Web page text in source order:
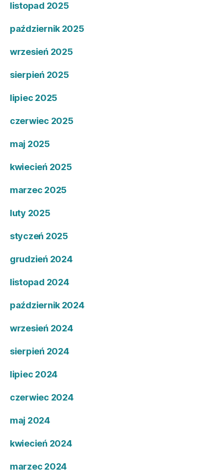
listopad 2025
październik 2025
wrzesień 2025
sierpień 2025
lipiec 2025
czerwiec 2025
maj 2025
kwiecień 2025
marzec 2025
luty 2025
styczeń 2025
grudzień 2024
listopad 2024
październik 2024
wrzesień 2024
sierpień 2024
lipiec 2024
czerwiec 2024
maj 2024
kwiecień 2024
marzec 2024